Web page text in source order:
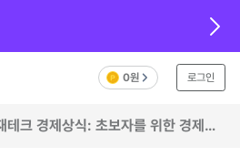
0원 로그인
테크 경제상식: 초보자를 위한 경제